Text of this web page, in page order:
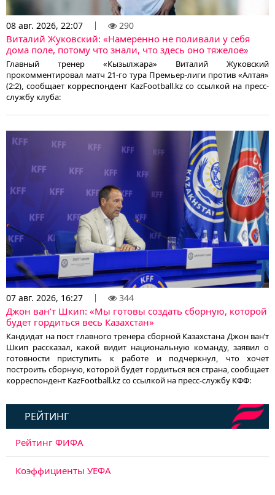
08 авг. 2026, 22:07 290
Виталий Жуковский: «Намеренно не поливали у себя
дома поле, потому что знали, что здесь оно тяжелое»
Главный тренер «Кызылжара» Виталий Жуковский
прокомментировал матч 21-го тура Премьер-лиги против «Алтая»
(2:2), сообщает корреспондент KazFootball.kz со ссылкой на пресс-
службу клуба:
07 авг. 2026, 16:27 344
Джон ван’т Шкип: «Мы готовы создать сборную, которой
будет гордиться весь Казахстан»
Кандидат на пост главного тренера сборной Казахстана Джон ван’т
Шкип рассказал, какой видит национальную команду, заявил о
готовности приступить к работе и подчеркнул, что хочет
построить сборную, которой будет гордиться вся страна, сообщает
корреспондент KazFootball.kz со ссылкой на пресс-службу КФФ:
РЕЙТИНГ
Рейтинг ФИФА
Коэффициенты УЕФА